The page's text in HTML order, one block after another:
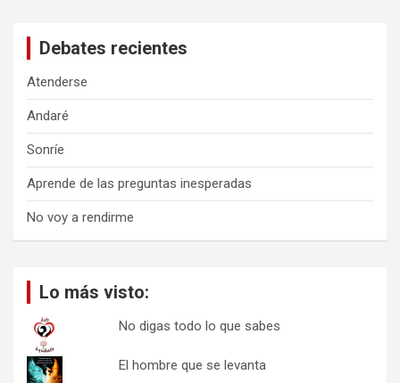
Debates recientes
Atenderse
Andaré
Sonríe
Aprende de las preguntas inesperadas
No voy a rendirme
Lo más visto:
No digas todo lo que sabes
El hombre que se levanta